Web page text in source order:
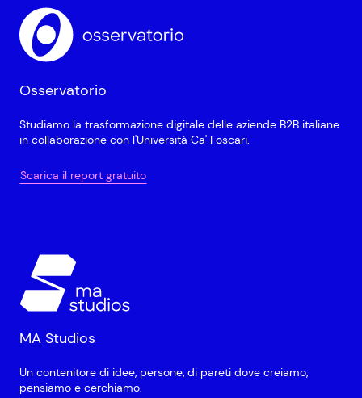
Osservatorio
Studiamo la trasformazione digitale delle aziende B2B italiane
in collaborazione con l'Università Ca' Foscari.
Scarica il report gratuito
MA Studios
Un contenitore di idee, persone, di pareti dove creiamo,
pensiamo e cerchiamo.